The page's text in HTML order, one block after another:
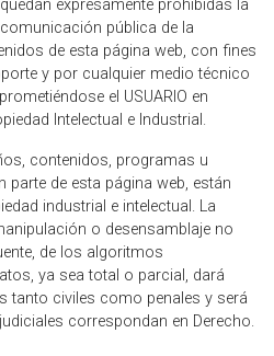
expresamente prohibidas la
pública de la
de esta página web, con fines
y por cualquier medio técnico
el USUARIO en
Intelectual e Industrial.
contenidos, programas u
de esta página web, están
industrial e intelectual. La
o desensamblaje no
de los algoritmos
ya sea total o parcial, dará
tanto civiles como penales y será
correspondan en Derecho.